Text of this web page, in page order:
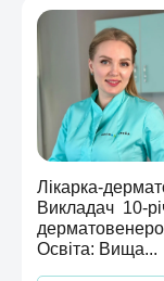
Лікарка-
Викладач 10-
Освіта: Вища...